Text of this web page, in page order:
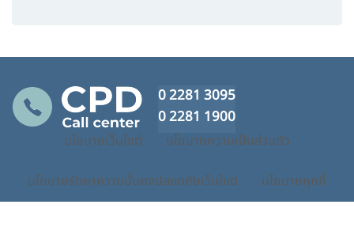
0 2281 3095
0 2281 1900
นโยบายเว็บไซต์ นโยบายความเป็นส่วนตัว
นโยบายรักษาความมั่นคงปลอดภัยเว็บไซต์ นโยบายคุกกี้